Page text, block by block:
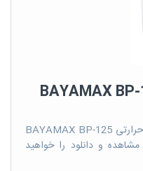
برای دسترسی به مطلب درایور پرینتر حرارتی BAYAMAX BP-125
و دانلود را خواهید